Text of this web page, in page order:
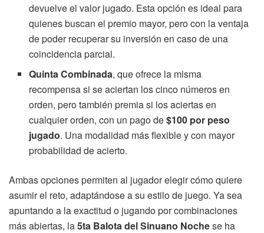
devuelve el valor jugado. Esta opción es ideal para
quienes buscan el premio mayor, pero con la ventaja
de poder recuperar su inversión en caso de una
coincidencia parcial.
Quinta Combinada, que ofrece la misma
recompensa si se aciertan los cinco números en
orden, pero también premia si los aciertas en
cualquier orden, con un pago de$100 por peso
jugado. Una modalidad más flexible y con mayor
probabilidad de acierto.
Ambas opciones permiten al jugador elegir cómo quiere
asumir el reto, adaptándose a su estilo de juego. Ya sea
apuntando a la exactitud o jugando por combinaciones
más abiertas, la5ta Balota del Sinuano Nochese ha